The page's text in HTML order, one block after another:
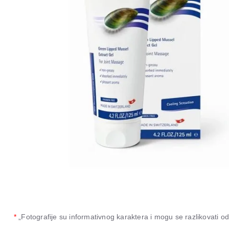
*„Fotografije su informativnog karaktera i mogu se razlikovati